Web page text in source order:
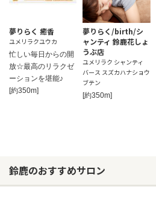
夢りらく 癒香
ユメリラクユウカ
忙しい毎日からの開
放☆最高のリラクゼ
ーションを堪能♪
[約350m]
夢りらく/birth/シ
ャンティ 鈴鹿花しょ
うぶ店
ユメリラク シャンティ
バース スズカハナショウ
ブテン
[約350m]
鈴鹿のおすすめサロン